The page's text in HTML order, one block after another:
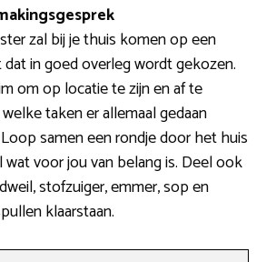
zal bij je thuis komen op een
in goed overleg wordt gekozen.
om op locatie te zijn en af te
taken er allemaal gedaan
samen een rondje door het huis
voor jou van belang is. Deel ook
stofzuiger, emmer, sop en
klaarstaan.